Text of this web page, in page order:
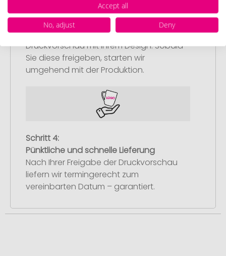
Artikelvorschau und Freigabe
Sie erhalten von uns eine kostenlose
Druckvorschau mit Ihrem Design. Sobald
Sie diese freigeben, starten wir
umgehend mit der Produktion.
Schritt 4:
Pünktliche und schnelle Lieferung
Nach Ihrer Freigabe der Druckvorschau
liefern wir termingerecht zum
vereinbarten Datum – garantiert.
Accept all
No, adjust
Deny